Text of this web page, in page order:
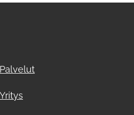
Palvelut
Yritys